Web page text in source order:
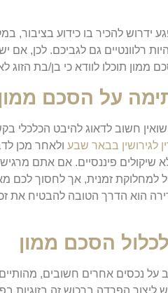
ידרוש להכיר בו כידוע בציבור,
רלוונטיים גם לגביכם. לכן,
ממון תוכלו לוודא כי בן/בת הזוג
על הסכם
חשוב לדאוג להיבט הכלכלי
לגירושין בבאר שבעולאחר מכן
שיקולים פיננסיים. אם אתם
למחלוקת זמנית, אך לחסוך
הוא הדרך הטובה להבטיח את
הסכם ממון
על נכסים אחרים חשובים,
ליצור הפרדה ברכוש זה בזוגיות